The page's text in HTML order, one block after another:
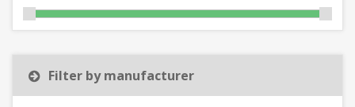
Filter by manufacturer